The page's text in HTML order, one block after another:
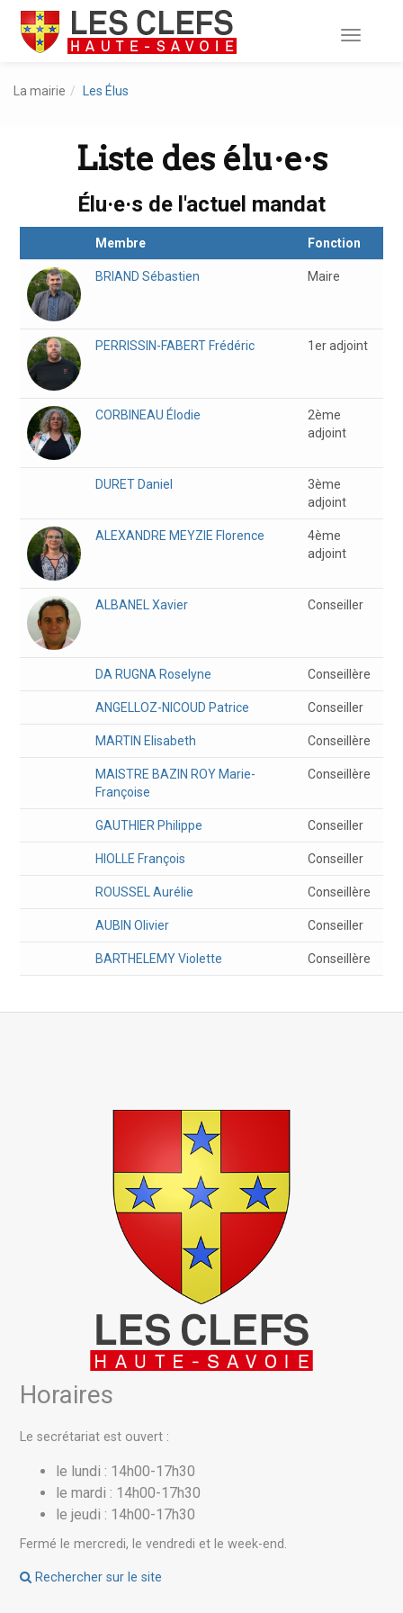
Toggle
La mairie Les Élus
Liste des élu·e·s
Élu·e·s de l'actuel mandat
Membre Fonction
BRIAND Sébastien Maire
PERRISSIN-FABERT Frédéric 1er adjoint
CORBINEAU Élodie
2ème
adjoint
DURET Daniel
3ème
adjoint
ALEXANDRE MEYZIE Florence
4ème
adjoint
ALBANEL Xavier Conseiller
DA RUGNA Roselyne Conseillère
ANGELLOZ-NICOUD Patrice Conseiller
MARTIN Elisabeth Conseillère
MAISTRE BAZIN ROY Marie-
Françoise
Conseillère
GAUTHIER Philippe Conseiller
HIOLLE François Conseiller
ROUSSEL Aurélie Conseillère
AUBIN Olivier Conseiller
BARTHELEMYViolette Conseillère
Horaires
Le secrétariat est ouvert :
le lundi : 14h00-17h30
le mardi : 14h00-17h30
le jeudi : 14h00-17h30
Fermé le mercredi, le vendredi et le week-end.
Rechercher sur le site